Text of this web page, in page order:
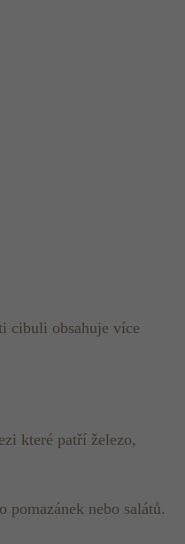
cibuli obsahuje více
které patří železo,
nebo salátů.